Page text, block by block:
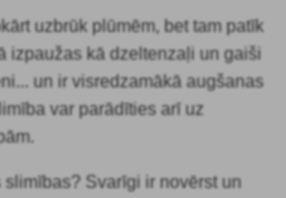
uzbrūk plūmēm, bet tam patīk
izpaužas kā dzeltenzaļi un gaiši
un ir visredzamākā augšanas
var parādīties arī uz
Svarīgi ir novērst un